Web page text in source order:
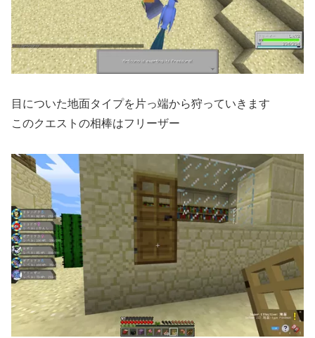
目についた地面タイプを片っ端から狩っていきます
このクエストの相棒はフリーザー